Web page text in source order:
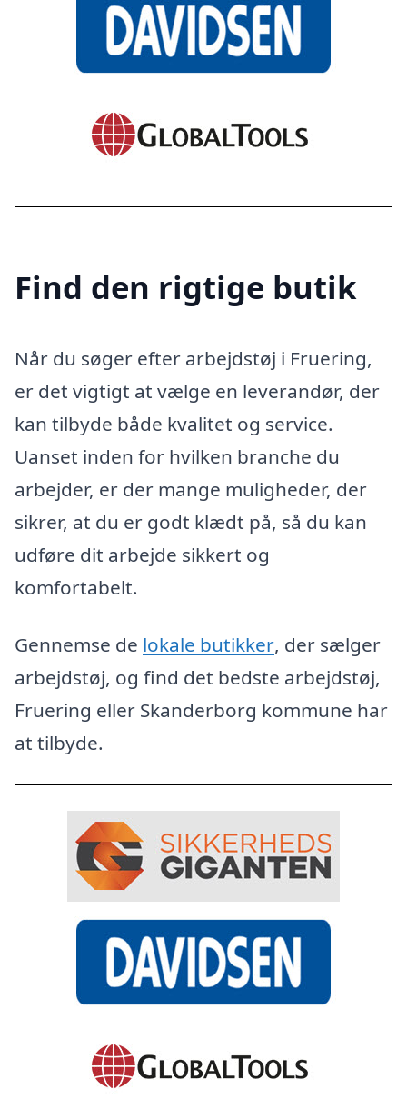
Find den rigtige butik
Når du søger efter arbejdstøj i Fruering,
er det vigtigt at vælge en leverandør, der
kan tilbyde både kvalitet og service.
Uanset inden for hvilken branche du
arbejder, er der mange muligheder, der
sikrer, at du er godt klædt på, så du kan
udføre dit arbejde sikkert og
komfortabelt.
Gennemse de lokale butikker, der sælger
arbejdstøj, og find det bedste arbejdstøj,
Fruering eller Skanderborg kommune har
at tilbyde.